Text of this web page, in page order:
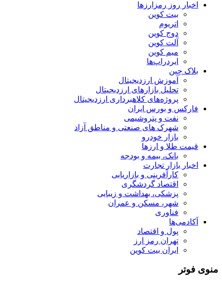
اخبار روز رمزارزها
بیت کوین
اتریوم
دوج کوین
آلت کوین
میم کوین‌
ایردراپ‌ها
بلاک چین
آموزش ارزدیجیتال
تحلیل بازارهای ارزدیجیتال
پروژه‌های کلاهبرداری ارزدیجیتال
فارکس و بورس ایران
نفت و پتروشیمی
شهرک های صنعتی و مناطق آزاد
بازار خودرو
قیمت طلا و ارزها
بانک، بیمه و بودجه
اخبار بازار تجارت
کارآفرینی و بازاریابی
اقتصاد گردشگری
پزشکی، بهداشت و زیبایی
شهر، مسکن و عمران
فناوری
آکادمی‌ها
پول و اقتصاد
تهران رمز ارز
ایران بیت کوین
منوی فوتر